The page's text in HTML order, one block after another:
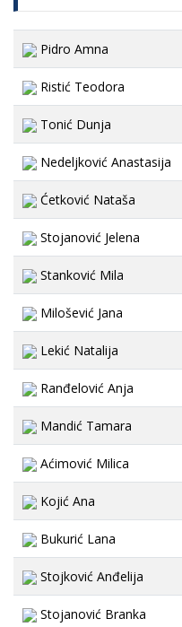
Pidro Amna
Ristić Teodora
Tonić Dunja
Nedeljković Anastasija
Ćetković Nataša
Stojanović Jelena
Stanković Mila
Milošević Jana
Lekić Natalija
Ranđelović Anja
Mandić Tamara
Aćimović Milica
Kojić Ana
Bukurić Lana
Stojković Anđelija
Stojanović Branka